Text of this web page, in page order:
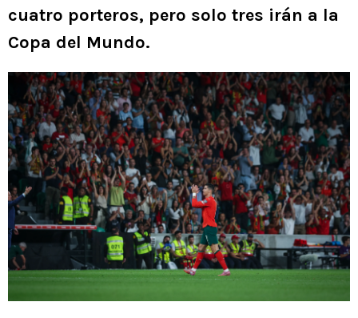
cuatro porteros, pero solo tres irán a la
Copa del Mundo.